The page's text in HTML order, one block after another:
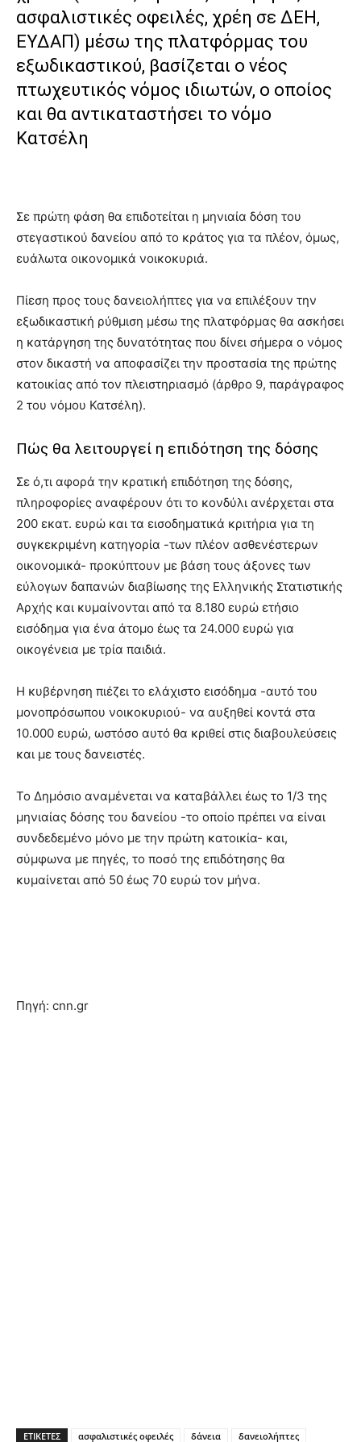
ασφαλιστικές οφειλές, χρέη σε ∆ΕΗ,
ΕΥ∆ΑΠ) µέσω της πλατφόρµας του
εξωδικαστικού, βασίζεται ο νέος
πτωχευτικός νόµος ιδιωτών, ο οποίος
και θα αντικαταστήσει το νόµο
Κατσέλη
Σε πρώτη φάση θα επιδοτείται η μηνιαία δόση του
στεγαστικού δανείου από το κράτος για τα πλέον, όµως,
ευάλωτα οικονοµικά νοικοκυριά.
Πίεση προς τους δανειολήπτες για να επιλέξουν την
εξωδικαστική ρύθµιση µέσω της πλατφόρµας θα ασκήσει
η κατάργηση της δυνατότητας που δίνει σήµερα ο νόµος
στον δικαστή να αποφασίζει την προστασία της πρώτης
κατοικίας από τον πλειστηριασµό (άρθρο 9, παράγραφος
2 του νόµου Κατσέλη).
Πώς θα λειτουργεί η επιδότηση της δόσης
Σε ό,τι αφορά την κρατική επιδότηση της δόσης,
πληροφορίες αναφέρουν ότι το κονδύλι ανέρχεται στα
200 εκατ. ευρώ και τα εισοδηµατικά κριτήρια για τη
συγκεκριµένη κατηγορία -των πλέον ασθενέστερων
οικονοµικά- προκύπτουν µε βάση τους άξονες των
εύλογων δαπανών διαβίωσης της Ελληνικής Στατιστικής
Αρχής και κυµαίνονται από τα 8.180 ευρώ ετήσιο
εισόδηµα για ένα άτοµο έως τα 24.000 ευρώ για
οικογένεια µε τρία παιδιά.
Η κυβέρνηση πιέζει το ελάχιστο εισόδηµα -αυτό του
µονοπρόσωπου νοικοκυριού- να αυξηθεί κοντά στα
10.000 ευρώ, ωστόσο αυτό θα κριθεί στις διαβουλεύσεις
και µε τους δανειστές.
Το ∆ηµόσιο αναµένεται να καταβάλλει έως το 1/3 της
µηνιαίας δόσης του δανείου -το οποίο πρέπει να είναι
συνδεδεµένο µόνο µε την πρώτη κατοικία- και,
σύµφωνα µε πηγές, το ποσό της επιδότησης θα
κυµαίνεται από 50 έως 70 ευρώ τον µήνα.
Πηγή: cnn.gr
ΕΤΙΚΕΤΕΣ ασφαλιστικές οφειλές δάνεια δανειολήπτες